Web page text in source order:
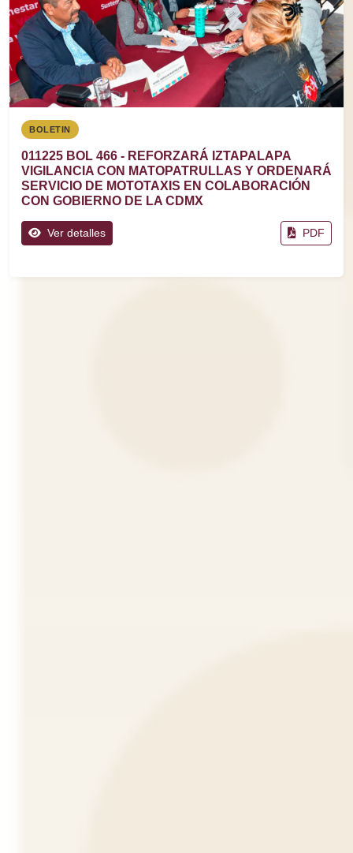
BOLETIN
011225 BOL 466 - REFORZARÁ IZTAPALAPA
VIGILANCIA CON MATOPATRULLAS Y ORDENARÁ
SERVICIO DE MOTOTAXIS EN COLABORACIÓN
CON GOBIERNO DE LA CDMX
Ver detalles PDF